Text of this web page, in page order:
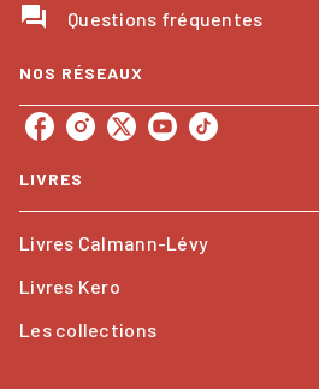
question_answer Questions fréquentes
NOS RÉSEAUX
LIVRES
Livres Calmann-Lévy
Livres Kero
Les collections